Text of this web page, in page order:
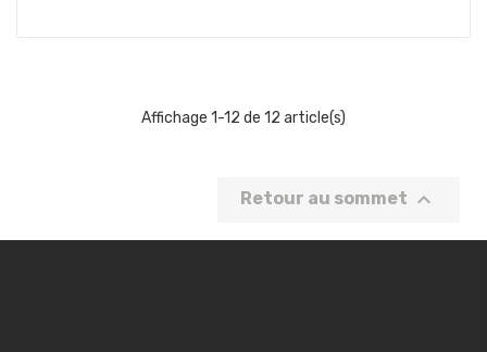
Affichage 1-12 de 12 article(s)
Retour au sommet 